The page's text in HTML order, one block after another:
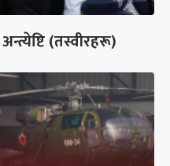
(तस्वीरहरू)